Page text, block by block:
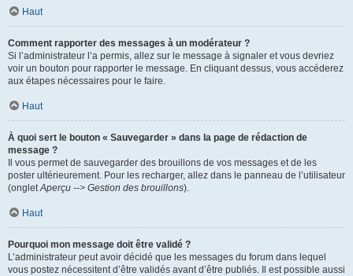
Haut
Comment rapporter des messages à un modérateur ?
Si l’administrateur l’a permis, allez sur le message à signaler et vous devriez
voir un bouton pour rapporter le message. En cliquant dessus, vous accéderez
aux étapes nécessaires pour le faire.
Haut
À quoi sert le bouton « Sauvegarder » dans la page de rédaction de
message ?
Il vous permet de sauvegarder des brouillons de vos messages et de les
poster ultérieurement. Pour les recharger, allez dans le panneau de l’utilisateur
(ongletAperçu --> Gestion des brouillons).
Haut
Pourquoi mon message doit être validé ?
L’administrateur peut avoir décidé que les messages du forum dans lequel
vous postez nécessitent d’être validés avant d’être publiés. Il est possible aussi